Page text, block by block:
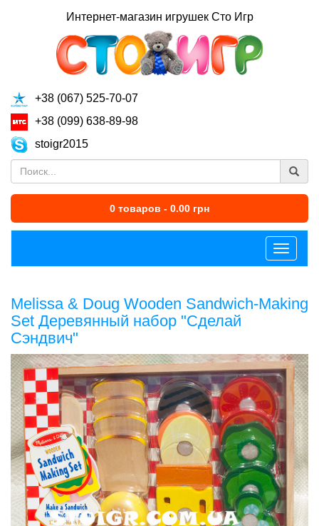
Интернет-магазин игрушек Сто Игр
+38 (067) 525-70-07
+38 (099) 638-89-98
stoigr2015
0 товаров - 0.00 грн
Меню
Melissa & Doug Wooden Sandwich-Making
Set Деревянный набор "Сделай
Сэндвич"